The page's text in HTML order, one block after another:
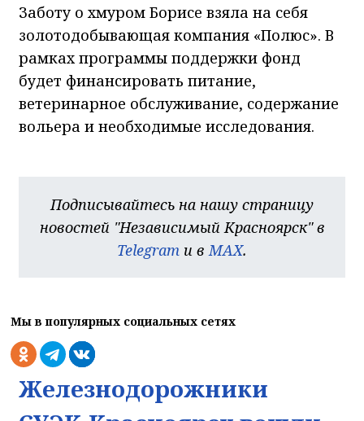
Заботу о хмуром Борисе взяла на себя
золотодобывающая компания «Полюс». В
рамках программы поддержки фонд
будет финансировать питание,
ветеринарное обслуживание, содержание
вольера и необходимые исследования.
Подписывайтесь на нашу страницу
новостей "Независимый Красноярск" в
Telegram и в MAX.
Мы в популярных социальных сетях
Железнодорожники